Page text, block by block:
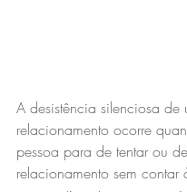
A desistência silenciosa de
relacionamento ocorre
pessoa para de tentar ou
relacionamento sem contar